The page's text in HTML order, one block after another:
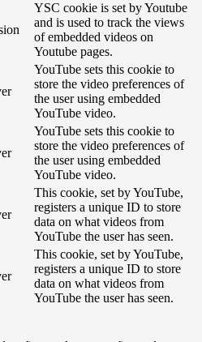
YSC cookie is set by Youtube
and is used to track the views
of embedded videos on
Youtube pages.
YouTube sets this cookie to
store the video preferences of
the user using embedded
YouTube video.
YouTube sets this cookie to
store the video preferences of
the user using embedded
YouTube video.
This cookie, set by YouTube,
registers a unique ID to store
data on what videos from
YouTube the user has seen.
This cookie, set by YouTube,
registers a unique ID to store
data on what videos from
YouTube the user has seen.